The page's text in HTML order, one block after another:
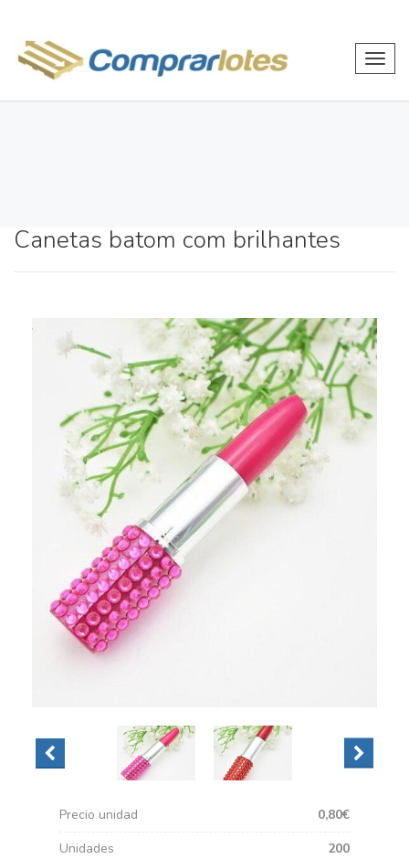
Canetas batom com brilhantes
Precio unidad
0,80€
Unidades
200